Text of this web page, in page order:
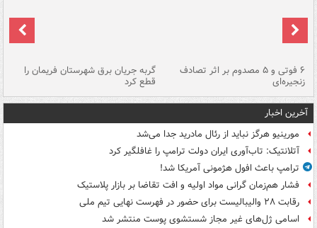
۶ فوتی و ۵ مصدوم بر اثر تصادف
زنجیره‌ای
گربه جریان برق شهرستان فریمان را
قطع کرد
آخرین اخبار
مورینیو هرگز نباید از رئال مادرید جدا می‌شد
آتلانتیک: تاب‌آوری ایران دولت ترامپ را غافلگیر کرد
ترامپ باعث افول هژمونی آمریکا شد!
فشار هم‌زمان گرانی مواد اولیه و افت تقاضا بر بازار پلاستیک
رقابت ۲۸ والیبالیست برای حضور در فهرست نهایی تیم ملی
اسامی ژل‌های غیر مجاز شستشوی پوست منتشر شد